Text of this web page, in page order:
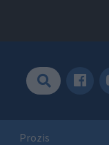
Prozis